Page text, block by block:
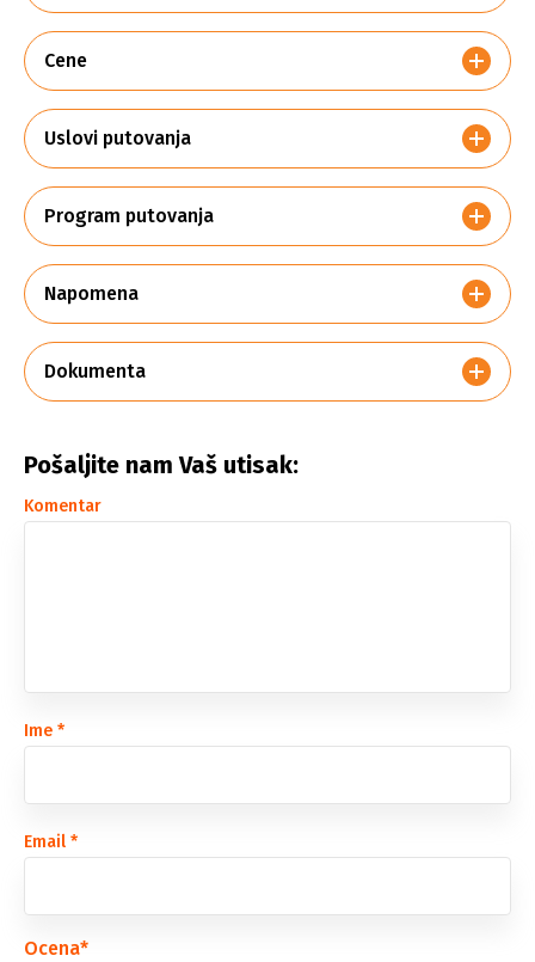
Cene
Uslovi putovanja
Program putovanja
Napomena
Dokumenta
Pošaljite nam Vaš utisak:
Komentar
Ime *
Email *
Ocena*